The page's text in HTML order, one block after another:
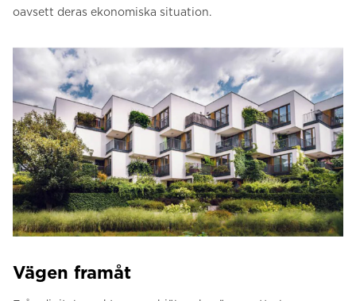
oavsett deras ekonomiska situation.
Vägen framåt